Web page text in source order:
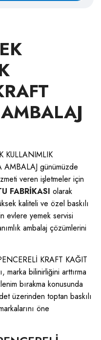
KULLANIMLIK
AMBALAJ günümüzde
veren işletmeler için
FABRİKASI olarak
kaliteli ve özel baskılı
evlere yemek servisi
ambalaj çözümlerini
KRAFT KAĞIT
marka bilinirliğini arttırma
bırakma konusunda
üzerinden toptan baskılı
öne